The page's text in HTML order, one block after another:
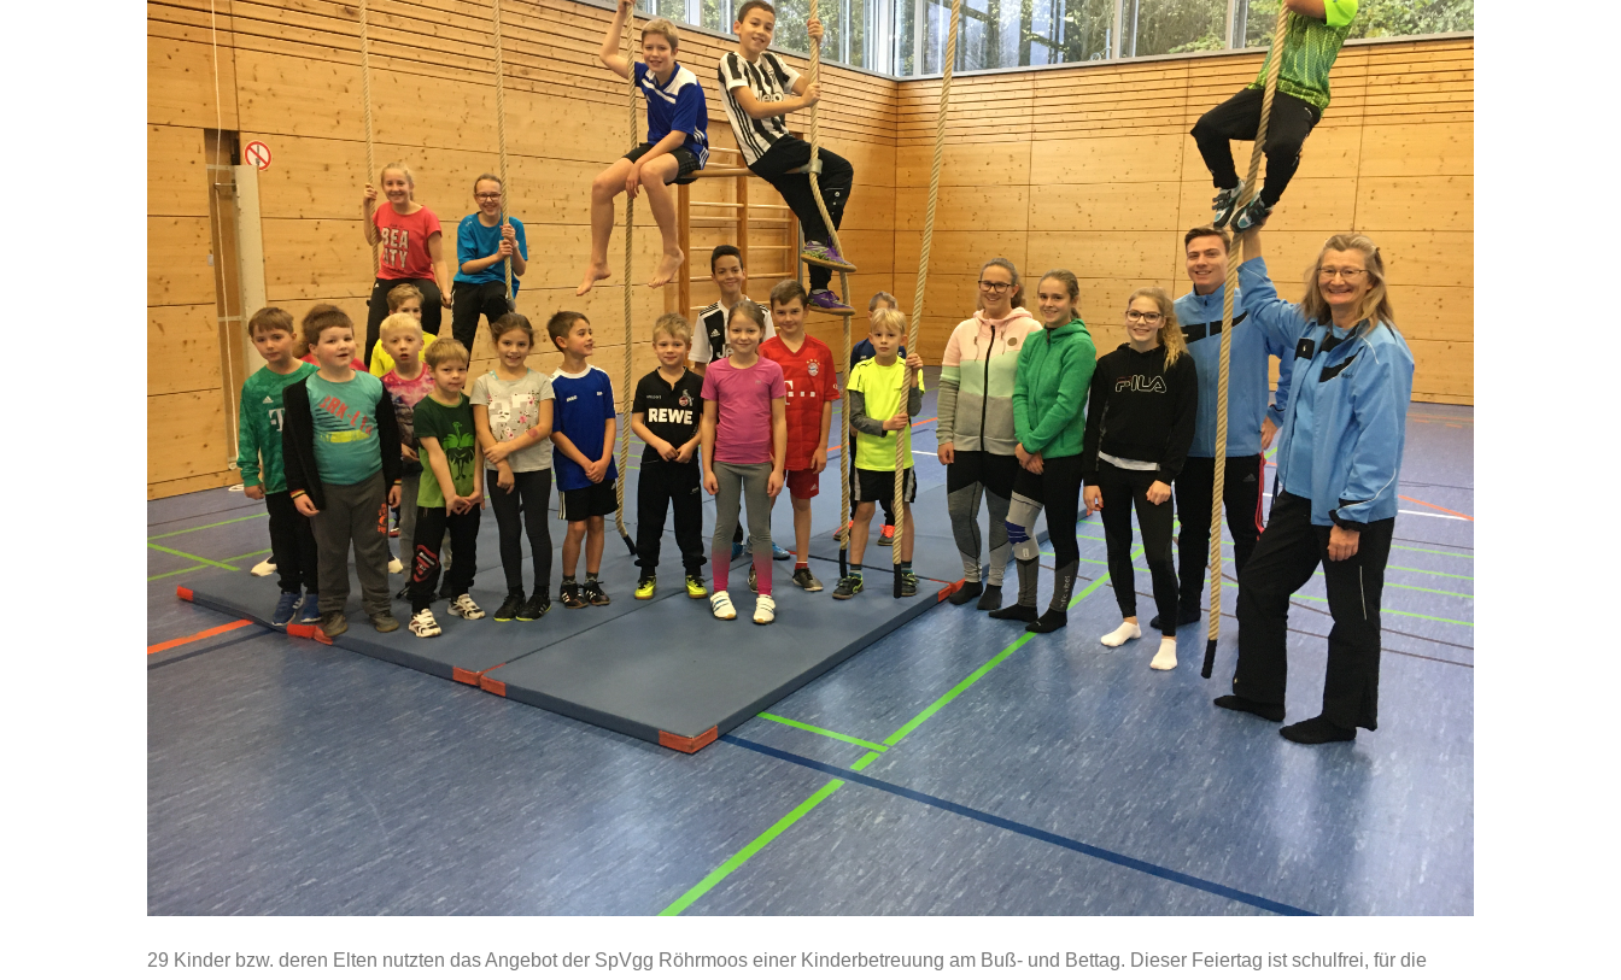
29 Kinder bzw. deren Elten nutzten das Angebot der SpVgg Röhrmoos einer Kinderbetreuung am Buß- und Bettag. Dieser Feiertag ist schulfrei, für die